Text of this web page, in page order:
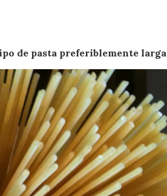
de pasta preferiblemente larga